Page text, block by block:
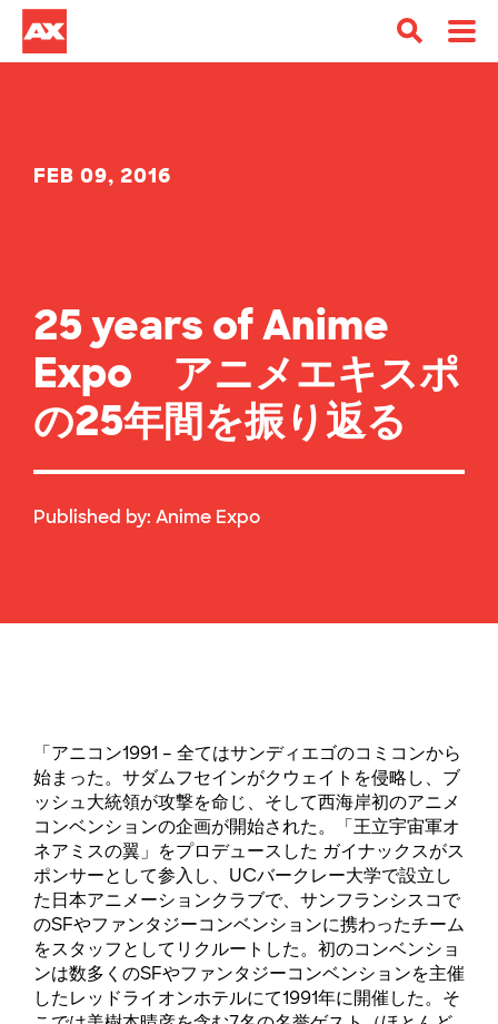
FEB 09, 2016
25 years of Anime
Expo アニメエキスポ
の25年間を振り返る
Published by: Anime Expo
「アニコン1991 – 全てはサンディエゴのコミコンから
始まった。サダムフセインがクウェイトを侵略し、ブ
ッシュ大統領が攻撃を命じ、そして西海岸初のアニメ
コンベンションの企画が開始された。「王立宇宙軍オ
ネアミスの翼」をプロデュースした ガイナックスがス
ポンサーとして参入し、UCバークレー大学で設立し
た日本アニメーションクラブで、サンフランシスコで
のSFやファンタジーコンベンションに携わったチーム
をスタッフとしてリクルートした。初のコンベンショ
ンは数多くのSFやファンタジーコンベンションを主催
したレッドライオンホテルにて1991年に開催した。そ